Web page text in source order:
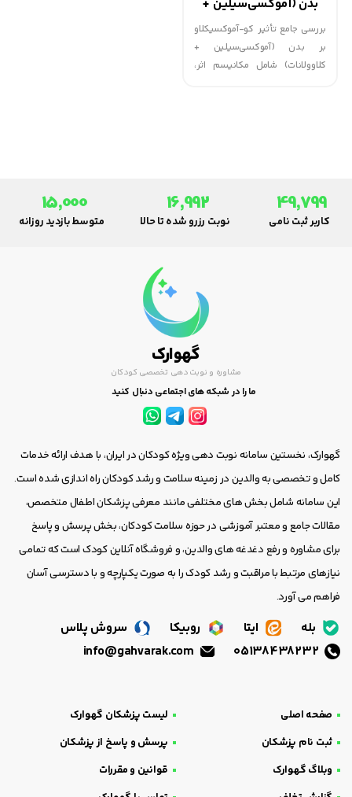
بدن (آموکسی‌سیلین +
کلاوولانات) : مکانیسم اثر،
عوارض و کاربردهای درمانی
بررسی جامع تأثیر کو-آموکسیکلاو
بر بدن (آموکسی‌سیلین +
کلاوولانات) شامل مکانیسم اثر،
49,799
کاربر ثبت نامی
16,992
نوبت رزرو شده تا حالا
15,000
متوسط بازدید روزانه
گهوارک
مشاوره و نوبت دهی تخصصی کودکان
ما را در شبکه های اجتماعی دنبال کنید
گهوارک، نخستین سامانه نوبت دهی ویژه کودکان در ایران، با هدف ارائه خدمات
کامل و تخصصی به والدین در زمینه سلامت و رشد کودکان راه اندازی شده است.
این سامانه شامل بخش های مختلفی مانند معرفی پزشکان اطفال متخصص،
مقالات جامع و معتبر آموزشی در حوزه سلامت کودکان، بخش پرسش و پاسخ
برای مشاوره و رفع دغدغه های والدین، و فروشگاه آنلاین کودک است که تمامی
نیازهای مرتبط با مراقبت و رشد کودک را به صورت یکپارچه و با دسترسی آسان
فراهم می آورد.
بله ایتا روبیکا
سروش پلاس
صفحه اصلی
لیست پزشکان گهوارک
ثبت نام پزشکان
پرسش و پاسخ از پزشکان
وبلاگ گهوارک
قوانین و مقررات